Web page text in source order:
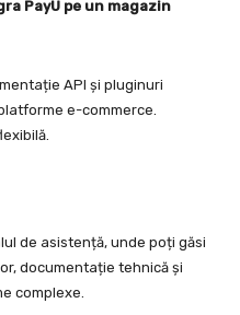
PayU pe un magazin
API și pluginuri
e-commerce.
de asistență, unde poți găsi
documentație tehnică și
complexe.